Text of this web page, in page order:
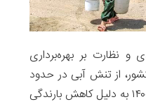
و نظارت بر بهره‌برداری
از تنش آبی در حدود
۲۰۰ شهر ایران در تابستان سال ۱۴۰۰ به دلیل کاهش بارندگی